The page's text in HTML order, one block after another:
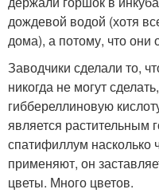
дождевой водой (хотя
дома), а потому, что
Заводчики сделали то,
никогда не могут
гиббереллиновую
является растительным
спатифиллум насколько
применяют, он
цветы. Много цветов.